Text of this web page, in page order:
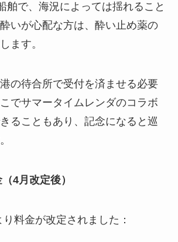
舶で、海況によっては揺れること
いが心配な方は、酔い止め薬の
ます。
の待合所で受付を済ませる必要
でサマータイムレンダのコラボ
ることもあり、記念になると巡
4月改定後）
料金が改定されました：